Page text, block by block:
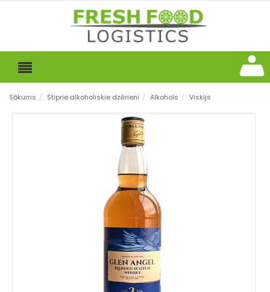
Sākums / Stiprie alkoholiskie dzērieni / Alkohols / Viskijs